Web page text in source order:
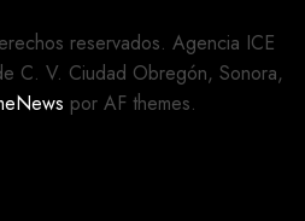
5,
5,
reservados. Agencia ICE
C. V. Ciudad Obregón, Sonora,
por AF themes.